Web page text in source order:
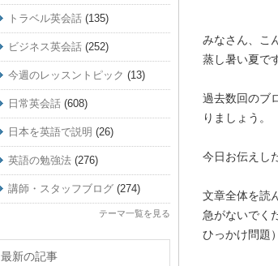
みなさん、こ
蒸し暑い夏で
過去数回のブ
りましょう。
今日お伝えし
文章全体を読
急がないでく
ひっかけ問題）
トラベル英会話 (135)
ビジネス英会話 (252)
今週のレッスントピック (13)
日常英会話 (608)
日本を英語で説明 (26)
英語の勉強法 (276)
講師・スタッフブログ (274)
テーマ一覧を見る
最新の記事